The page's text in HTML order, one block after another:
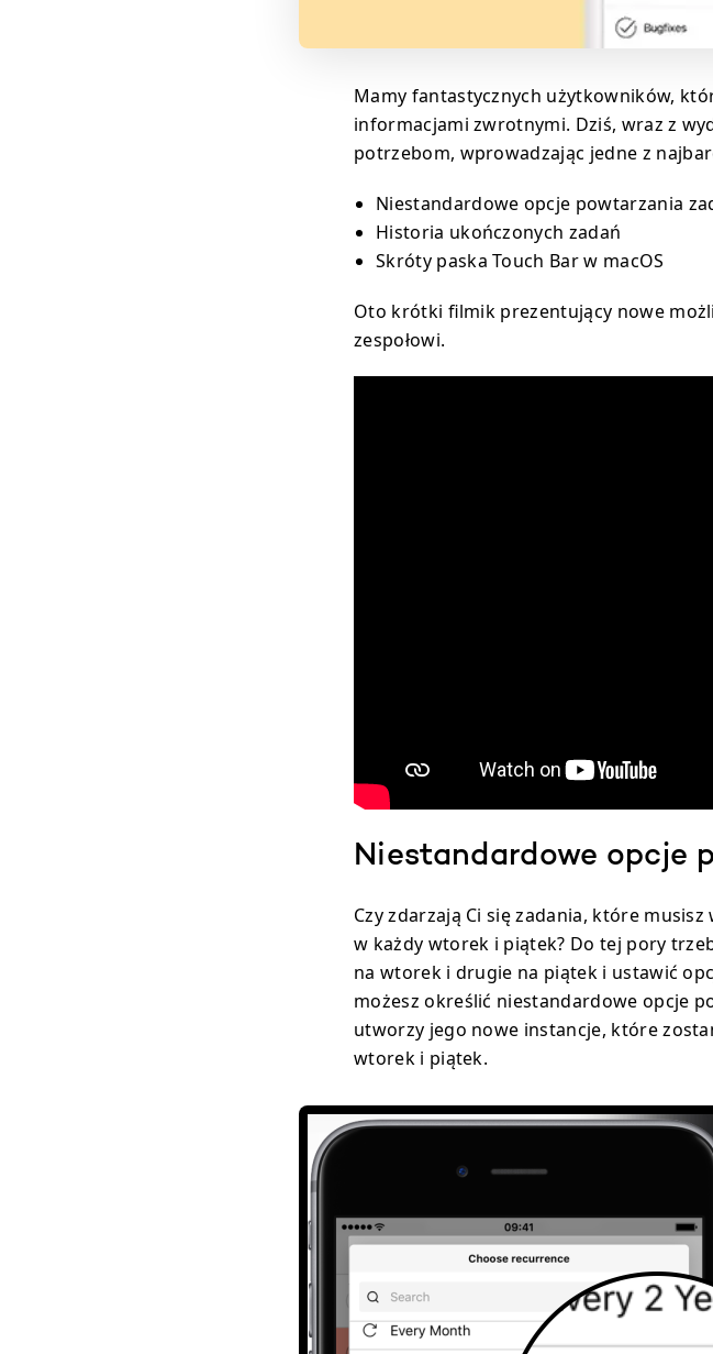
Mamy fantastycznych użytkowników,
informacjami zwrotnymi. Dziś, wraz z
potrzebom, wprowadzając jedne z
Niestandardowe opcje powtarzania
Historia ukończonych zadań
Skróty paska Touch Bar w macOS
Oto krótki filmik prezentujący nowe
zespołowi.
Niestandardowe opcje
Czy zdarzają Ci się zadania, które
w każdy wtorek i piątek? Do tej pory
na wtorek i drugie na piątek i ustawić
możesz określić niestandardowe opcje
utworzy jego nowe instancje, które
wtorek i piątek.